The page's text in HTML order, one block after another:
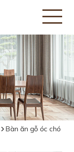
Bàn ăn gỗ óc chó